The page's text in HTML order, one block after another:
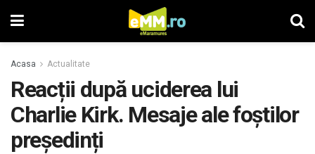
Acasa Actualitate
Reacții după uciderea lui
Charlie Kirk. Mesaje ale foștilor
președinți